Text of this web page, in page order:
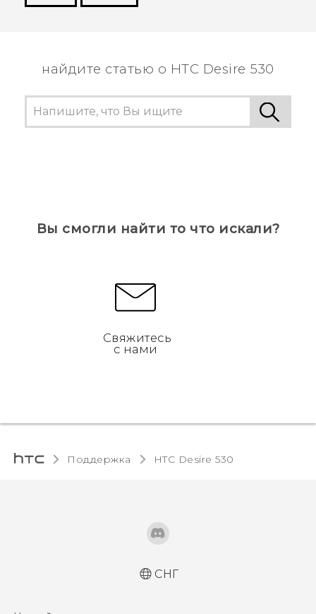
найдите статью о HTC Desire 530
Вы смогли найти то что искали?
Свяжитесь
с нами
Поддержка HTC Desire 530‎
СНГ